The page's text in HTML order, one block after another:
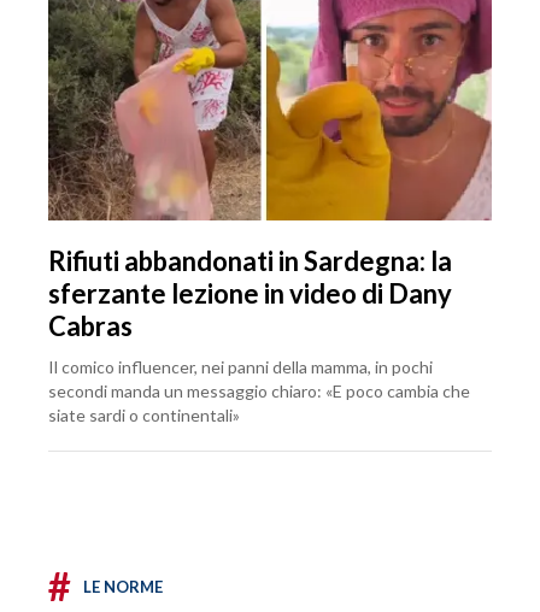
Rifiuti abbandonati in Sardegna: la
sferzante lezione in video di Dany
Cabras
Il comico influencer, nei panni della mamma, in pochi
secondi manda un messaggio chiaro: «E poco cambia che
siate sardi o continentali»
# LE NORME